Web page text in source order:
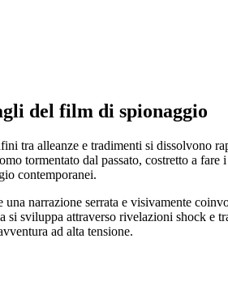
del film di spionaggio
tra alleanze e tradimenti si dissolvono
tormentato dal passato, costretto a
contemporanei.
narrazione serrata e visivamente
sviluppa attraverso rivelazioni shock e
ad alta tensione.